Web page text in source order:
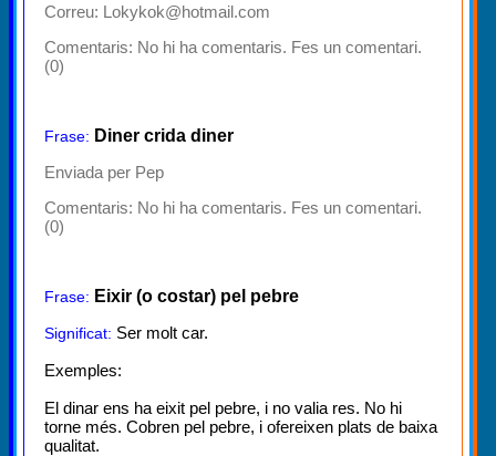
Correu: Lokykok@hotmail.com
Comentaris: No hi ha comentaris. Fes un comentari.
(0)
Frase: Diner crida diner
Enviada per Pep
Comentaris: No hi ha comentaris. Fes un comentari.
(0)
Frase: Eixir (o costar) pel pebre
Significat: Ser molt car.
Exemples:
El dinar ens ha eixit pel pebre, i no valia res. No hi
torne més. Cobren pel pebre, i ofereixen plats de baixa
qualitat.